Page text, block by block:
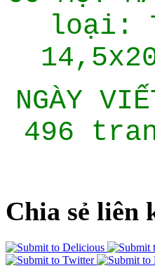
loại:
NGÀY
496
Chia sẻ liên